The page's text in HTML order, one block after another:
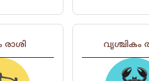
വൃശ്ചികം